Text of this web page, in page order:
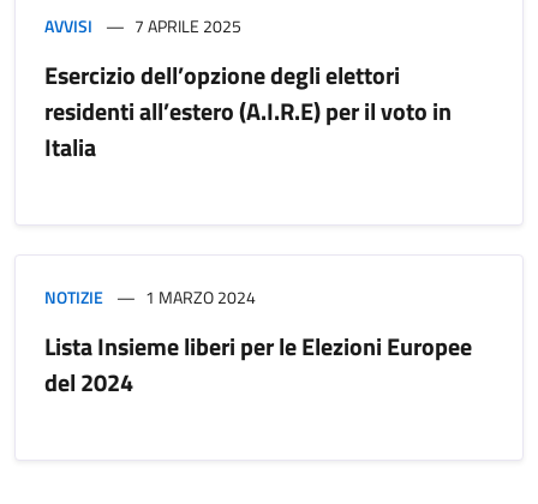
AVVISI 7 APRILE 2025
Esercizio dell’opzione degli elettori
residenti all’estero (A.I.R.E) per il voto in
Italia
NOTIZIE 1 MARZO 2024
Lista Insieme liberi per le Elezioni Europee
del 2024